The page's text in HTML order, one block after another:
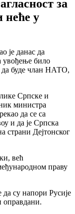
за
неће у
је данас да
увођење било
да буде члан НАТО,
Српске и
министра
да се са
и да је Српска
страни Дејтонског
већ
праву
су напори Русије
оправдани.